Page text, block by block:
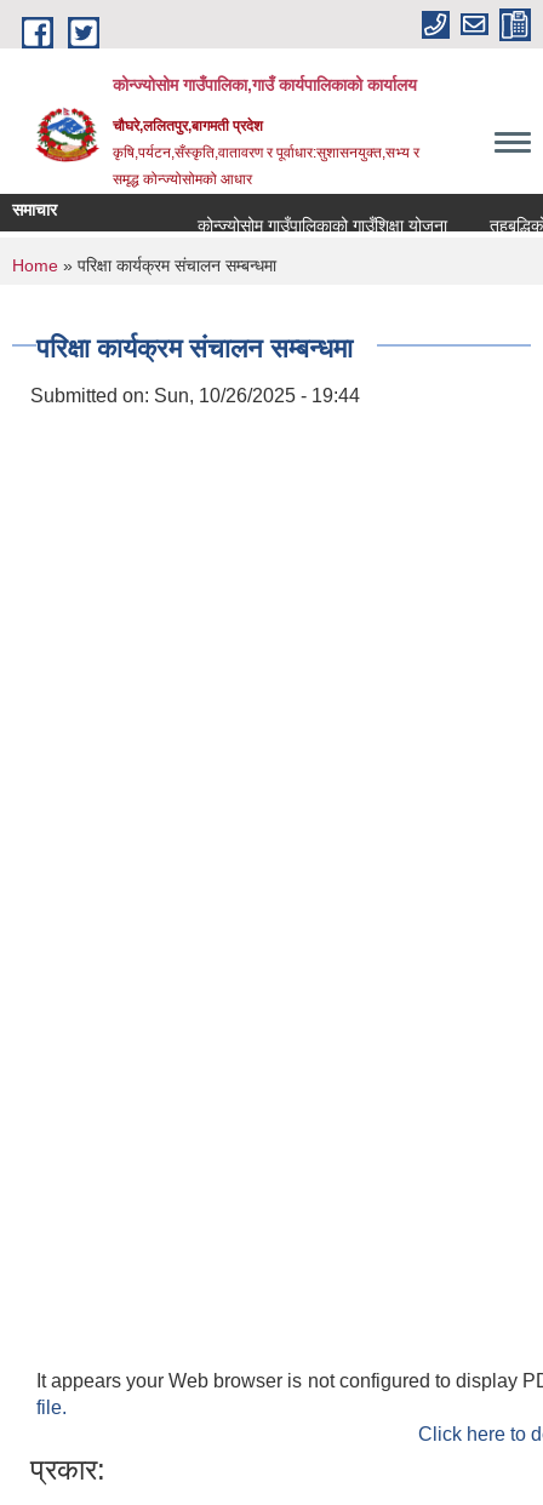
Skip to main content
कोन्ज्योसोम गाउँपालिका,गाउँ कार्यपालिकाको कार्यालय
चौघरे,ललितपुर,बागमती प्रदेश
कृषि,पर्यटन,सँस्कृति,वातावरण र पूर्वाधार:सुशासनयुक्त,सभ्य र
समृद्ध कोन्ज्योसोमको आधार
समाचार
कोन्ज्योसोम गाउँपालिकाको गाउँशिक्षा योजना
You are here
Home » परिक्षा कार्यक्रम संचालन सम्बन्धमा
परिक्षा कार्यक्रम संचालन सम्बन्धमा
Submitted on: Sun, 10/26/2025 - 19:44
It appears your Web browser is not configured to display
file.
Click here to
प्रकार: